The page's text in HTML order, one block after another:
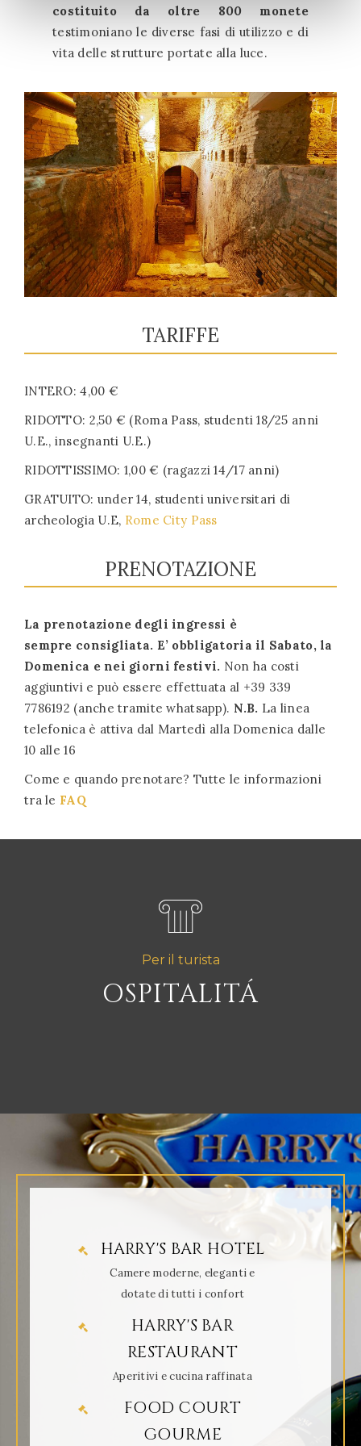
costituito da oltre 800 monete
testimoniano le diverse fasi di utilizzo e di
vita delle strutture portate alla luce.
TARIFFE
INTERO: 4,00 €
RIDOTTO: 2,50 € (Roma Pass, studenti 18/25 anni
U.E., insegnanti U.E.)
RIDOTTISSIMO: 1,00 € (ragazzi 14/17 anni)
GRATUITO: under 14, studenti universitari di
archeologia U.E, Rome City Pass
PRENOTAZIONE
La prenotazione degli ingressi è
sempre consigliata. E’ obbligatoria il Sabato, la
Domenica e nei giorni festivi. Non ha costi
aggiuntivi e può essere effettuata al +39 339
7786192 (anche tramite whatsapp). N.B. La linea
telefonica è attiva dal Martedì alla Domenica dalle
10 alle 16
Come e quando prenotare? Tutte le informazioni
tra le FAQ
Per il turista
OSPITALITÁ
HARRY'S BAR HOTEL
Camere moderne, eleganti e
dotate di tutti i confort
HARRY'S BAR
RESTAURANT
Aperitivi e cucina raffinata
FOOD COURT
GOURME